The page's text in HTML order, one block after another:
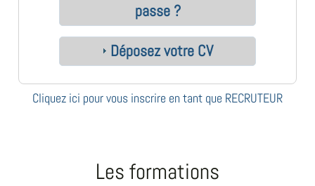
passe ?
Déposez votre CV
Cliquez ici pour vous inscrire en tant que RECRUTEUR
Les formations